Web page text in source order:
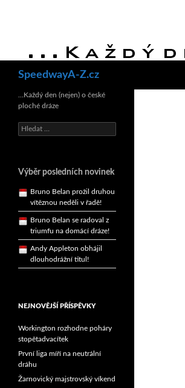
SpeedwayA-Z.cz
…Každý den (nejen) o české
ploché dráze
Vyhledávání
Výběr posledních novinek
Bruno Belan se radoval z
dlouhodrážní titul!
brala český titul!
Bruno Belan prožil druhou
Bruno Belan se radoval z
Reprezentační dvojice
NEJNOVĚJŠÍ PŘÍSPĚVKY
Workington rozhodne poháry
stopětadvacítek
První liga míří na neutrální
dráhu
Žarnovický majstrovský víkend